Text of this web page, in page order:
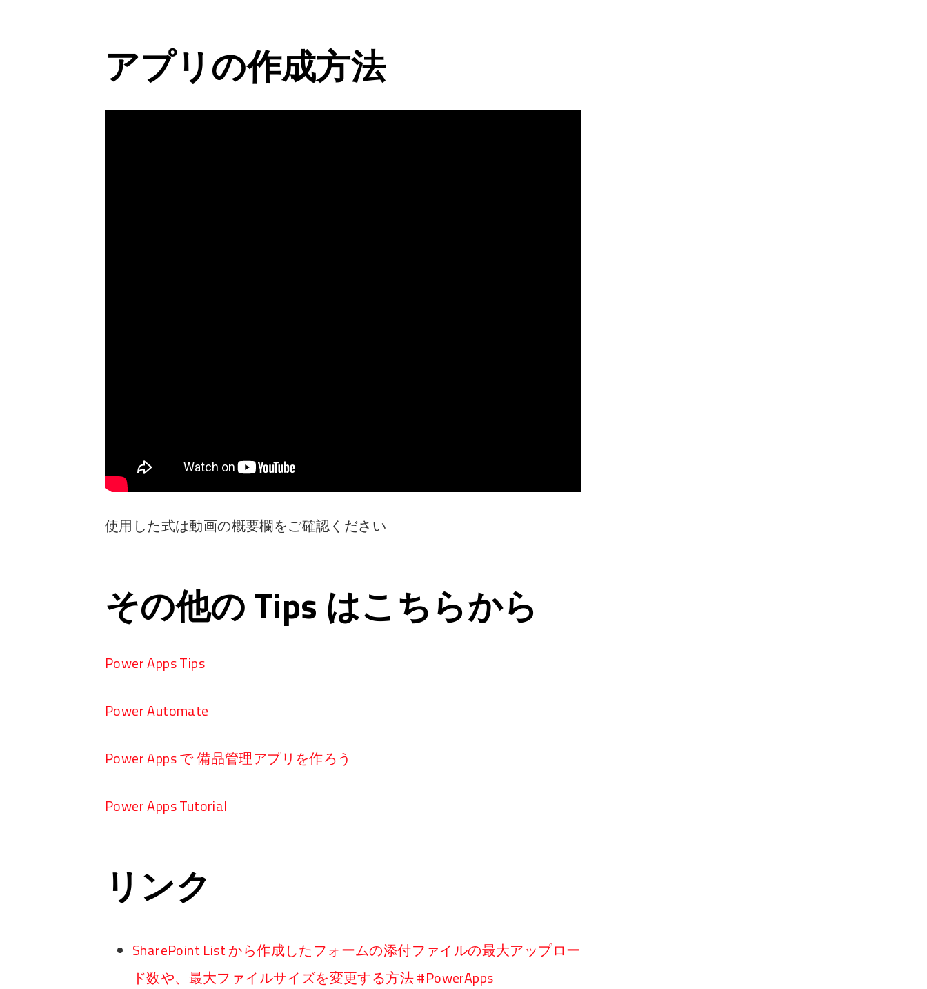
アプリの作成方法
使用した式は動画の概要欄をご確認ください
その他の Tips はこちらから
Power Apps Tips
Power Automate
Power Apps で 備品管理アプリを作ろう
Power Apps Tutorial
リンク
SharePoint List から作成したフォームの添付ファイルの最大アップロー
ド数や、最大ファイルサイズを変更する方法 #PowerApps